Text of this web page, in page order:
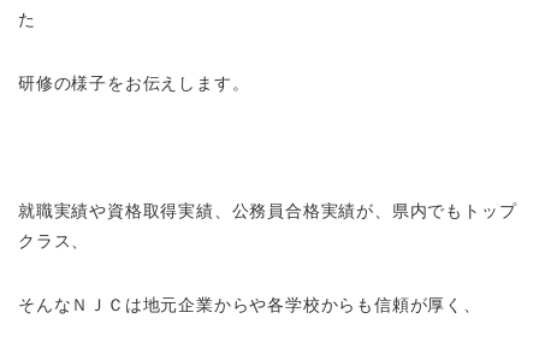
た
研修の様子をお伝えします。
就職実績や資格取得実績、公務員合格実績が、県内でもトップ
クラス、
そんなＮＪＣは地元企業からや各学校からも信頼が厚く、